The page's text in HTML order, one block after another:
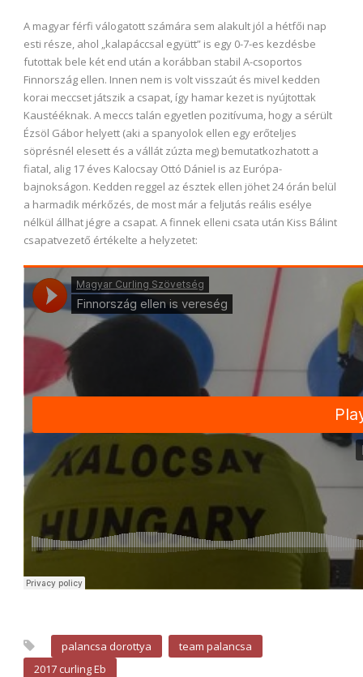
A magyar férfi válogatott számára sem alakult jól a hétfői nap
esti része, ahol „kalapáccsal együtt” is egy 0-7-es kezdésbe
futottak bele két end után a korábban stabil A-csoportos
Finnország ellen. Innen nem is volt visszaút és mivel kedden
korai meccset játszik a csapat, így hamar kezet is nyújtottak
Kaustééknak. A meccs talán egyetlen pozitívuma, hogy a sérült
Ézsöl Gábor helyett (aki a spanyolok ellen egy erőteljes
söprésnél elesett és a vállát zúzta meg) bemutatkozhatott a
fiatal, alig 17 éves Kalocsay Ottó Dániel is az Európa-
bajnokságon. Kedden reggel az észtek ellen jöhet 24 órán belül
a harmadik mérkőzés, de most már a feljutás reális esélye
nélkül állhat jégre a csapat. A finnek elleni csata után Kiss Bálint
csapatvezető értékelte a helyzetet:
palancsa dorottya
team palancsa
2017 curling Eb